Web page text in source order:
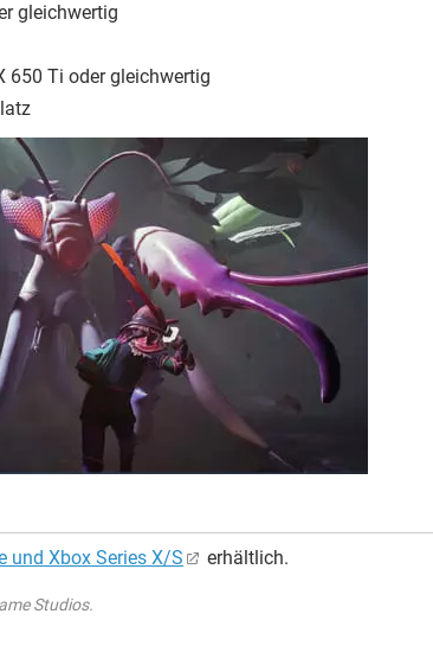
gleichwertig
650 Ti oder gleichwertig
und Xbox Series X/S erhältlich.
Studios.